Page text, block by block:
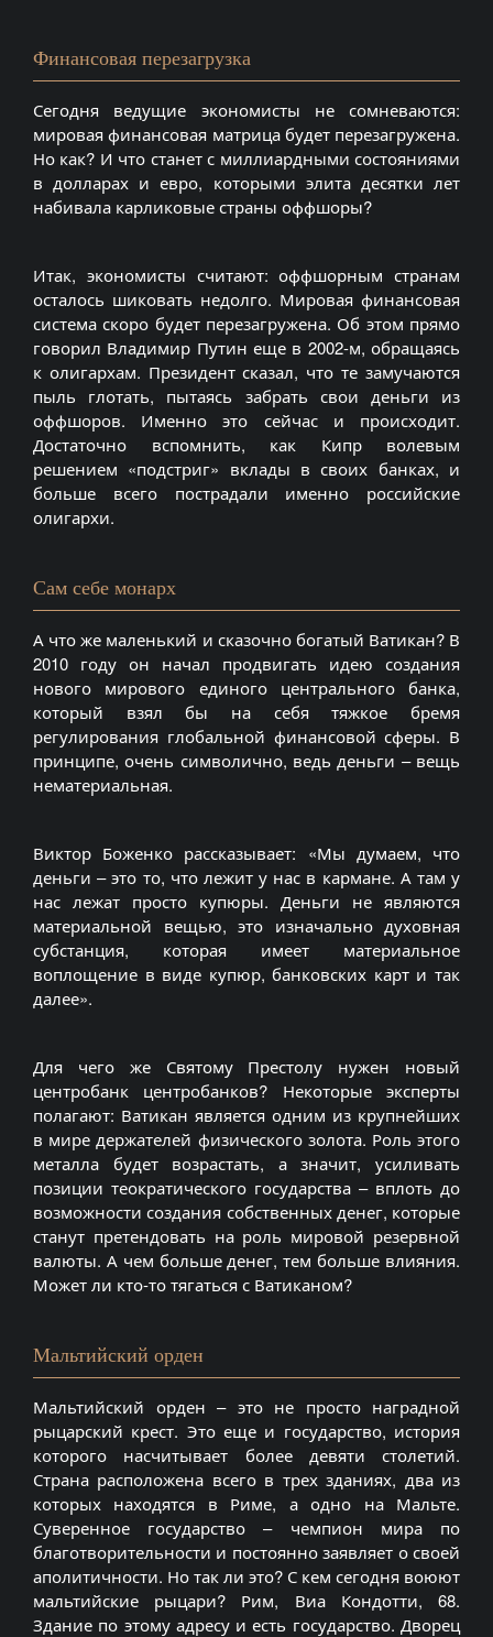
Финансовая перезагрузка
Сегодня ведущие экономисты не сомневаются:
мировая финансовая матрица будет перезагружена.
Но как? И что станет с миллиардными состояниями
в долларах и евро, которыми элита десятки лет
набивала карликовые страны оффшоры?
Итак, экономисты считают: оффшорным странам
осталось шиковать недолго. Мировая финансовая
система скоро будет перезагружена. Об этом прямо
говорил Владимир Путин еще в 2002-м, обращаясь
к олигархам. Президент сказал, что те замучаются
пыль глотать, пытаясь забрать свои деньги из
оффшоров. Именно это сейчас и происходит.
Достаточно вспомнить, как Кипр волевым
решением «подстриг» вклады в своих банках, и
больше всего пострадали именно российские
олигархи.
Сам себе монарх
А что же маленький и сказочно богатый Ватикан? В
2010 году он начал продвигать идею создания
нового мирового единого центрального банка,
который взял бы на себя тяжкое бремя
регулирования глобальной финансовой сферы. В
принципе, очень символично, ведь деньги – вещь
нематериальная.
Виктор Боженко рассказывает: «Мы думаем, что
деньги – это то, что лежит у нас в кармане. А там у
нас лежат просто купюры. Деньги не являются
материальной вещью, это изначально духовная
субстанция, которая имеет материальное
воплощение в виде купюр, банковских карт и так
далее».
Для чего же Святому Престолу нужен новый
центробанк центробанков? Некоторые эксперты
полагают: Ватикан является одним из крупнейших
в мире держателей физического золота. Роль этого
металла будет возрастать, а значит, усиливать
позиции теократического государства – вплоть до
возможности создания собственных денег, которые
станут претендовать на роль мировой резервной
валюты. А чем больше денег, тем больше влияния.
Может ли кто-то тягаться с Ватиканом?
Мальтийский орден
Мальтийский орден – это не просто наградной
рыцарский крест. Это еще и государство, история
которого насчитывает более девяти столетий.
Страна расположена всего в трех зданиях, два из
которых находятся в Риме, а одно на Мальте.
Суверенное государство – чемпион мира по
благотворительности и постоянно заявляет о своей
аполитичности. Но так ли это? С кем сегодня воюют
мальтийские рыцари? Рим, Виа Кондотти, 68.
Здание по этому адресу и есть государство. Дворец